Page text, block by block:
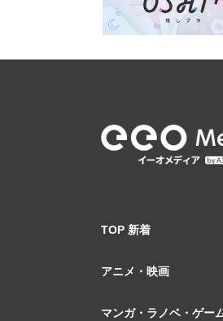
TOP 新着
アニメ・映画
マンガ・ラノベ・ゲー